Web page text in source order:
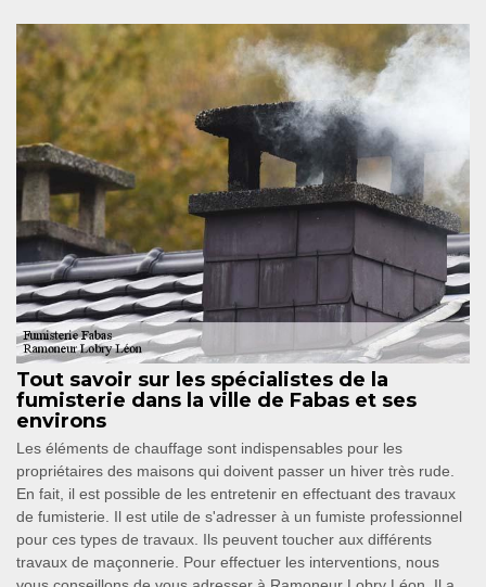
Tout savoir sur les spécialistes de la
fumisterie dans la ville de Fabas et ses
environs
Les éléments de chauffage sont indispensables pour les
propriétaires des maisons qui doivent passer un hiver très rude.
En fait, il est possible de les entretenir en effectuant des travaux
de fumisterie. Il est utile de s'adresser à un fumiste professionnel
pour ces types de travaux. Ils peuvent toucher aux différents
travaux de maçonnerie. Pour effectuer les interventions, nous